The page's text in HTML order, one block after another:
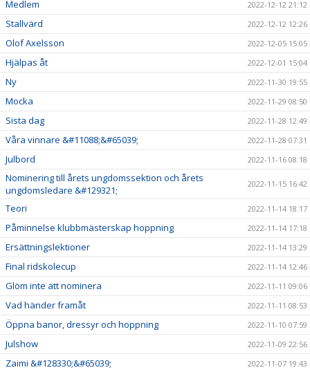
Medlem 2022-12-12 21:12
Stallvärd 2022-12-12 12:26
Olof Axelsson 2022-12-05 15:05
Hjälpas åt 2022-12-01 15:04
Ny 2022-11-30 19:55
Mocka 2022-11-29 08:50
Sista dag 2022-11-28 12:49
Våra vinnare &#11088;&#65039; 2022-11-28 07:31
Julbord 2022-11-16 08:18
Nominering till årets ungdomssektion och årets
ungdomsledare &#129321;
2022-11-15 16:42
Teori 2022-11-14 18:17
Påminnelse klubbmästerskap hoppning 2022-11-14 17:18
Ersättningslektioner 2022-11-14 13:29
Final ridskolecup 2022-11-14 12:46
Glöm inte att nominera 2022-11-11 09:06
Vad händer framåt 2022-11-11 08:53
Öppna banor, dressyr och hoppning 2022-11-10 07:59
Julshow 2022-11-09 22:56
Zaimi &#128330;&#65039; 2022-11-07 19:43